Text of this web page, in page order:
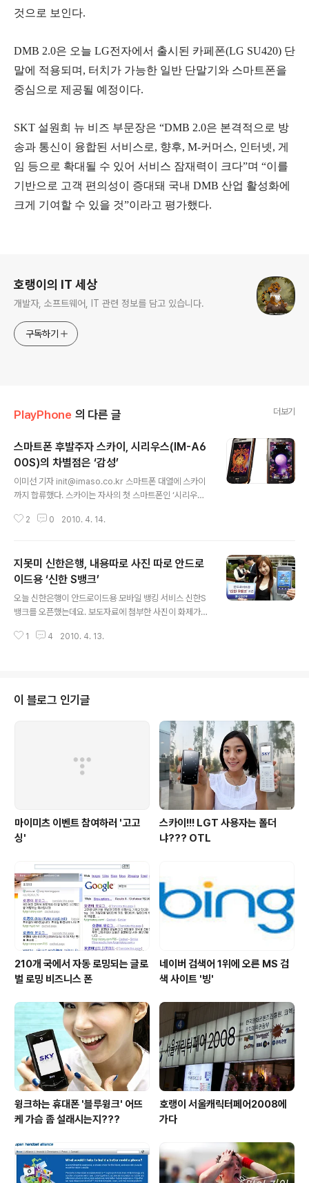
것으로 보인다.
DMB 2.0은 오늘 LG전자에서 출시된 카페폰(LG SU420) 단
말에 적용되며, 터치가 가능한 일반 단말기와 스마트폰을
중심으로 제공될 예정이다.
SKT 설원희 뉴 비즈 부문장은 “DMB 2.0은 본격적으로 방
송과 통신이 융합된 서비스로, 향후, M-커머스, 인터넷, 게
임 등으로 확대될 수 있어 서비스 잠재력이 크다”며 “이를
기반으로 고객 편의성이 증대돼 국내 DMB 산업 활성화에
크게 기여할 수 있을 것”이라고 평가했다.
호랭이의 IT 세상
개발자, 소프트웨어, IT 관련 정보를 담고 있습니다.
구독하기
PlayPhone 의 다른 글 더보기
스마트폰 후발주자 스카이, 시리우스(IM-A6
00S)의 차별점은 ‘감성’
이미선 기자 init@imaso.co.kr 스마트폰 대열에 스카이
까지 합류했다. 스카이는 자사의 첫 스마트폰인 ‘시리우스
자들의 '감성'을 충족시킨다는 것이다. 회사측에 따르면 최
리우스를 통해 스마트폰의 기능적인 특성보다는 문화적·감
성적인 측면에서 마케팅을 전개하겠다는 전략인데, 이를
위해 우주라는 테마를 활용한 ‘안드로이안 캠페인’의 스토
리 텔링 마케팅을 펼칠 계획이다. ‘시리우스’라는 제품명에
도 완전한 커뮤니케이션을 실현할 수 있는 다양한 문화적
콘텐츠에 차별점을 두겠다는 의지가 반영돼 있다. 스카이
2 0 2010. 4. 14.
지못미 신한은행, 내용따로 사진 따로 안드로
이드용 ‘신한 S뱅크’
오늘 신한은행이 안드로이드용 모바일 뱅킹 서비스 신한S
뱅크를 오픈했는데요. 보도자료에 첨부한 사진이 화제가
한 안드로이드폰 전용 모바일 뱅킹 서비스인 신한 S뱅크를
편이라는 뜻인 건가요? 신한은행 홍보 담당자가 안티인 건
가요? 대체 개념은 언제쯤 탑재하려고 이러시는 건가요?
뭐 어쨋거나 '신한 S뱅크'에 사람들의 관심이 더 끌리게 하
는 효과는 생긴 듯하군요. ^-^* 보도자료 전문 신한은행(w
ww.shinhan.com 은행장 이백순)은 “안드로이드 기반의
‘신한 S뱅크’를 4월 13일(화..
1 4 2010. 4. 13.
이 블로그 인기글
마이미츠 이벤트 참여하러 '고고
싱'
스카이!!! LGT 사용자는 폴더
냐??? OTL
210개 국에서 자동 로밍되는 글로
벌 로밍 비즈니스 폰
네이버 검색어 1위에 오른 MS 검
색 사이트 '빙'
윙크하는 휴대폰 '블루윙크' 어뜨
케 가슴 좀 설래시는지???
호랭이 서울캐릭터페어2008에
가다